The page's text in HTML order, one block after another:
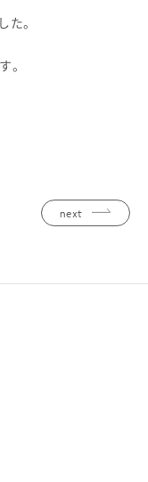
た。
。
next